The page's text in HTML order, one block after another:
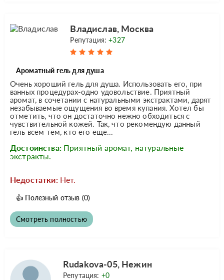
Владислав, Москва
Репутация:+327
Ароматный гель для душа
Очень хороший гель для душа. Использовать его, при
ванных процедурах-одно удовольствие. Приятный
аромат, в сочетании с натуральными экстрактами, дарят
незабываемые ощущения во время купания. Хотел бы
отметить, что он достаточно нежно обходиться с
чувствительной кожей. Так, что рекомендую данный
гель всем тем, кто его еще...
Достоинства: Приятный аромат, натуральные
экстракты.
Недостатки: Нет.
👍 Полезный отзыв (0)
Смотреть полностью
Rudakova-05, Нежин
Репутация: +0